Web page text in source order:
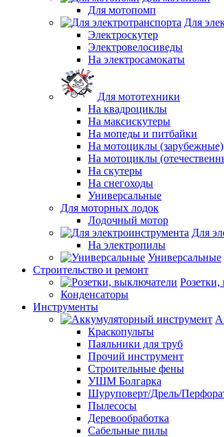
Для мотопомп
Для
Электроскутер
Электровелосиведы
На электросамокаты
Для мототехники
На квадроциклы
На максискутеры
На мопеды и питбайки
На мотоциклы (зарубежные)
На мотоциклы
На скутеры
На снегоходы
Универсальные
Для моторных лодок
Лодочный мотор
Для
На электропилы
Универсальные
Строительство и ремонт
Конденсаторы
Инструменты
Краскопульты
Паяльники для труб
Прочий инструмент
Строительные фены
УШМ Болгарка
Шуруповерт/Дрель/
Пылесосы
Деревообработка
Сабельные пилы